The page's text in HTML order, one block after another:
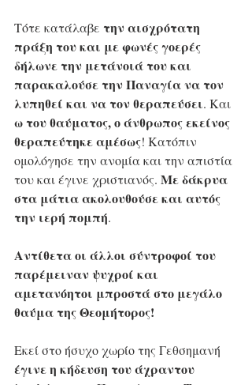
Τότε κατάλαβε την αισχρότατη
πράξη του και με φωνές γοερές
δήλωνε την μετάνοιά του και
παρακαλούσε την Παναγία να τον
λυπηθεί και να τον θεραπεύσει. Και
ω του θαύματος, ο άνθρωπος εκείνος
θεραπεύτηκε αμέσως! Κατόπιν
ομολόγησε την ανομία και την απιστία
του και έγινε χριστιανός. Με δάκρυα
στα μάτια ακολουθούσε και αυτός
την ιερή πομπή.
Αντίθετα οι άλλοι σύντροφοί του
παρέμειναν ψυχροί και
αμετανόητοι μπροστά στο μεγάλο
θαύμα της Θεομήτορος!
Εκεί στο ήσυχο χωρίο της Γεθσημανή
έγινε η κήδευση του άχραντου